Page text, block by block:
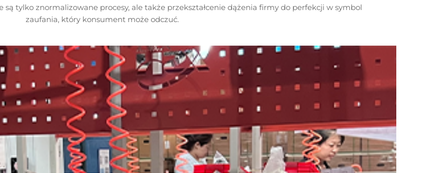
są tylko znormalizowane procesy, ale także przekształcenie dążenia firmy do perfekcji w symbol
zaufania, który konsument może odczuć.